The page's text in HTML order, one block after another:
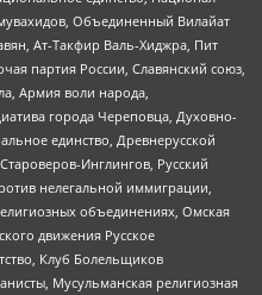
Объединенный Вилайат
Ат-Такфир Валь-Хиджра, Пит
партия России, Славянский союз,
Армия воли народа,
города Череповца, Духовно-
единство, Древнерусской
Инглингов, Русский
нелегальной иммиграции,
объединениях, Омская
движения Русское
Клуб Болельщиков
Мусульманская религиозная